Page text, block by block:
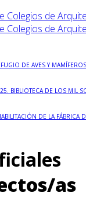
DE AVES Y
BIBLIOTECA DE LOS MIL
DE LA FÁBRICA
as